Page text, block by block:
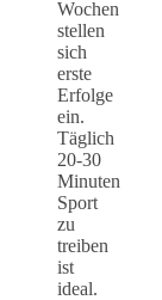
Wochen
stellen
sich
erste
Erfolge
ein.
Täglich
20-30
Minuten
Sport
zu
treiben
ist
ideal.